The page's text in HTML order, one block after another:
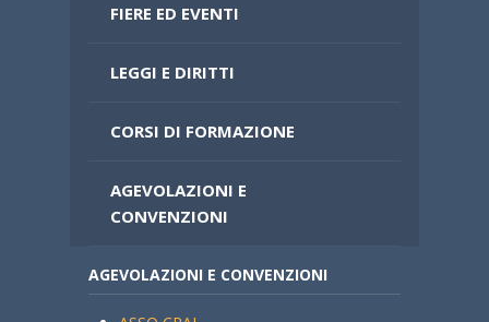
FIERE ED EVENTI
LEGGI E DIRITTI
CORSI DI FORMAZIONE
AGEVOLAZIONI E
CONVENZIONI
AGEVOLAZIONI E CONVENZIONI